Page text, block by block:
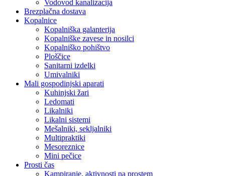
Vodovod kanalizacija
Brezplačna dostava
Kopalnice
Kopalniška galanterija
Kopalniške zavese in nosilci
Kopalniško pohištvo
Ploščice
Sanitarni izdelki
Umivalniki
Mali gospodinjski aparati
Kuhinjski žari
Ledomati
Likalniki
Likalni sistemi
Mešalniki, sekljalniki
Multipraktiki
Mesoreznice
Mini pečice
Prosti čas
Kampiranje, aktivnosti na prostem